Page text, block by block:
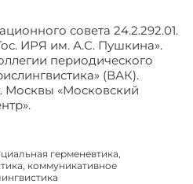
совета 24.2.292.01.
ИРЯ им. А.С. Пушкина».
периодического
(ВАК).
Москвы «Московский
герменевтика,
коммуникативное